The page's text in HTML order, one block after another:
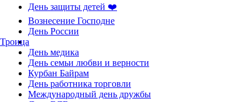
День защиты детей ❤️
Вознесение Господне
День России
Троица
День медика
День семьи любви и верности
Курбан Байрам
День работника торговли
Международный день дружбы